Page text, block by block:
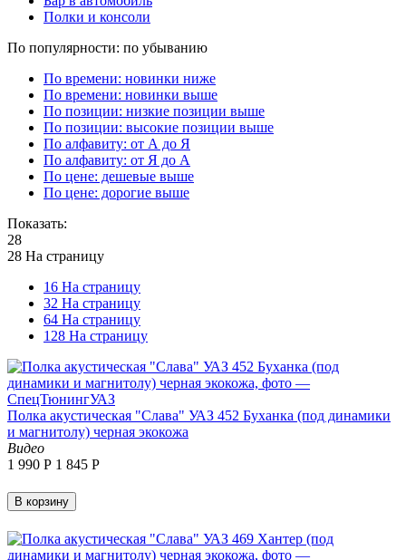
Полки и консоли
По популярности: по убыванию
По времени: новинки ниже
По времени: новинки выше
По позиции: низкие позиции выше
По позиции: высокие позиции выше
По алфавиту: от А до Я
По алфавиту: от Я до А
По цене: дешевые выше
По цене: дорогие выше
Показать:
28
28 На страницу
16 На страницу
32 На страницу
64 На страницу
128 На страницу
Полка акустическая "Слава" УАЗ 452 Буханка (под динамики
и магнитолу) черная экокожа
Видео
1 990 Р 1 845 Р
В корзину